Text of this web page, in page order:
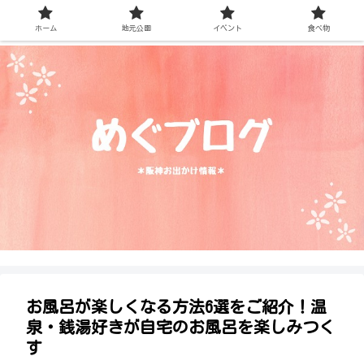
お風呂が楽しくなる方法6選をご紹介！温
泉・銭湯好きが自宅のお風呂を楽しみつく
す
ホーム 地元公園 イベント 食べ物